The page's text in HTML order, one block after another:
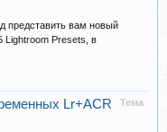
представить вам новый
Lightroom Presets, в
Тема
Lr+ACR